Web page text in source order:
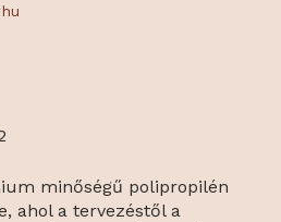
minőségű polipropilén
ahol a tervezéstől a